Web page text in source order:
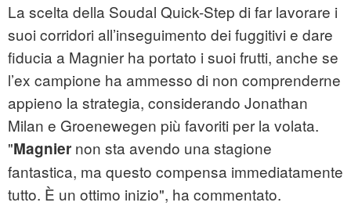
La scelta della Soudal Quick-Step di far lavorare i
suoi corridori all’inseguimento dei fuggitivi e dare
fiducia a Magnier ha portato i suoi frutti, anche se
l’ex campione ha ammesso di non comprenderne
appieno la strategia, considerando Jonathan
Milan e Groenewegen più favoriti per la volata.
"Magnier non sta avendo una stagione
fantastica, ma questo compensa immediatamente
tutto. È un ottimo inizio", ha commentato.